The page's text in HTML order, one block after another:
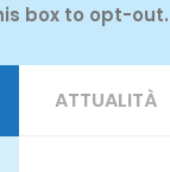
box to opt-out.
ATTUALITÀ